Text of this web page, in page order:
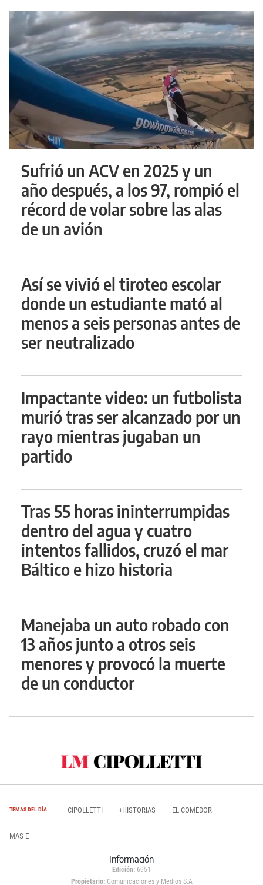
Sufrió un ACV en 2025 y un
año después, a los 97, rompió el
récord de volar sobre las alas
de un avión
Así se vivió el tiroteo escolar
donde un estudiante mató al
menos a seis personas antes de
ser neutralizado
Impactante video: un futbolista
murió tras ser alcanzado por un
rayo mientras jugaban un
partido
Tras 55 horas ininterrumpidas
dentro del agua y cuatro
intentos fallidos, cruzó el mar
Báltico e hizo historia
Manejaba un auto robado con
13 años junto a otros seis
menores y provocó la muerte
de un conductor
TEMAS DEL DÍA CIPOLLETTI +HISTORIAS EL COMEDOR
MAS E
Información
Edición: 6951
Propietario:Comunicaciones y Medios S.A